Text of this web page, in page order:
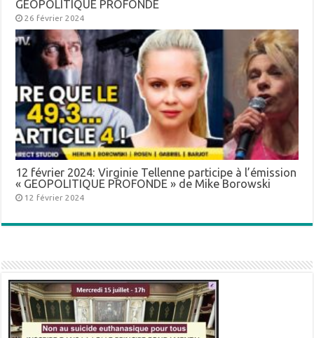
GÉOPOLITIQUE PROFONDE
26 février 2024
12 février 2024: Virginie Tellenne participe à l’émission
« GEOPOLITIQUE PROFONDE » de Mike Borowski
12 février 2024